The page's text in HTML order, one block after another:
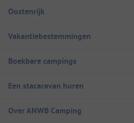
Oostenrijk
Vakantiebestemmingen
Boekbare campings
Een stacaravan huren
Over ANWB Camping